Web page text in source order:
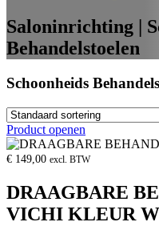
Saloninrichting |
Behandelstoelen
Schoonheids
Product openen
€ 149,00 excl. BTW
DRAAGBARE
VICHI KLEUR